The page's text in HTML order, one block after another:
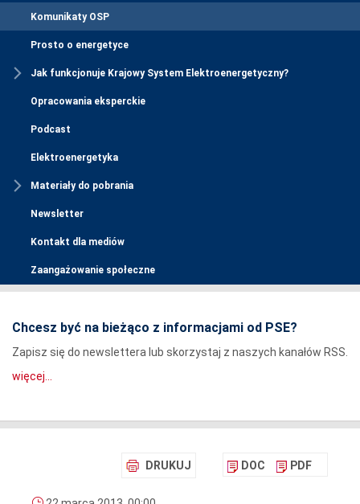
Komunikaty OSP
Prosto o energetyce
Jak funkcjonuje Krajowy System Elektroenergetyczny?
Opracowania eksperckie
Podcast
Elektroenergetyka
Materiały do pobrania
Newsletter
Kontakt dla mediów
Zaangażowanie społeczne
Chcesz być na bieżąco z informacjami od PSE?
Zapisz się do newslettera lub skorzystaj z naszych kanałów RSS.
więcej...
DRUKUJ DOC PDF